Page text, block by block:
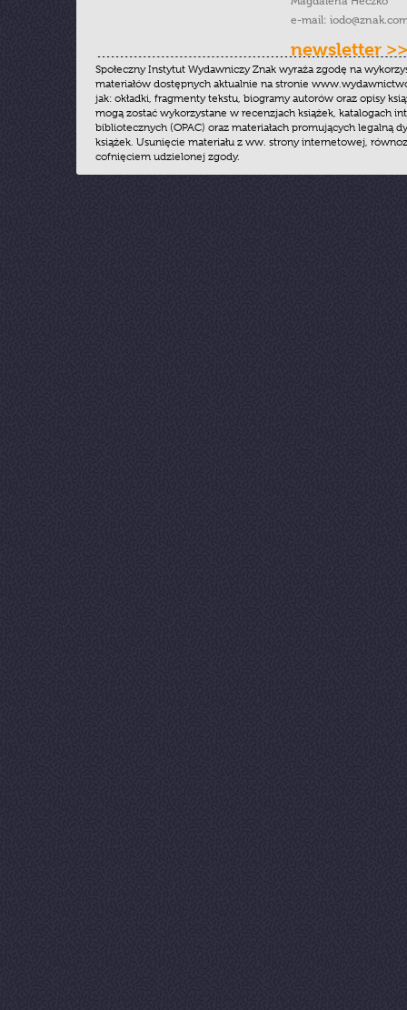
e-mail:
newsletter >>
Społeczny Instytut Wydawniczy Znak wyraża zgodę na
materiałów dostępnych aktualnie na stronie
jak: okładki, fragmenty tekstu, biogramy autorów oraz opisy
mogą zostać wykorzystane w recenzjach książek, katalogach
bibliotecznych (OPAC) oraz materiałach promujących legalną
książek. Usunięcie materiału z ww. strony internetowej,
cofnięciem udzielonej zgody.